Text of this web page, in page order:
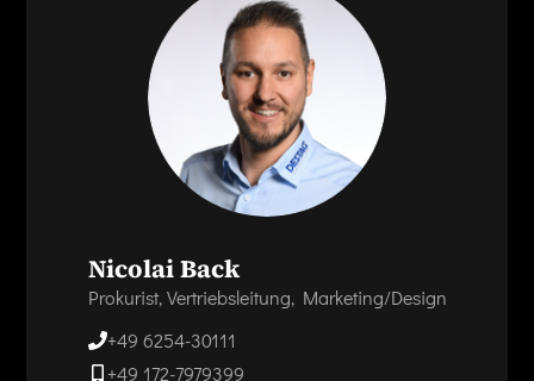
Nicolai Back
Prokurist, Vertriebsleitung, Marketing/Design
+49 6254-30111
+49 172-7979399